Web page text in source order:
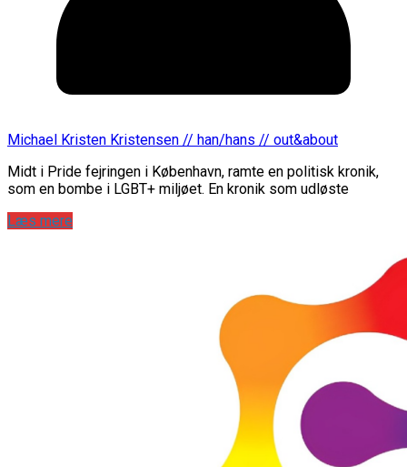
Michael Kristen Kristensen // han/hans // out&about
Midt i Pride fejringen i København, ramte en politisk kronik,
som en bombe i LGBT+ miljøet. En kronik som udløste
Læs mere